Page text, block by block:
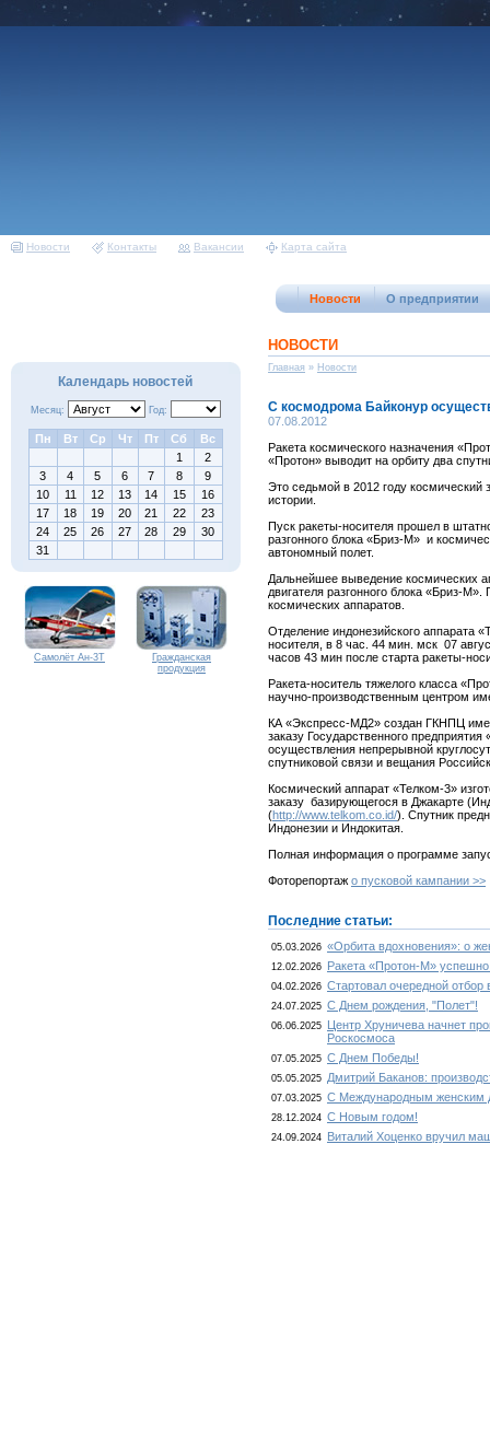
Новости Контакты Вакансии Карта сайта
Новости О предприятии
Календарь новостей
Месяц: Год:
Пн Вт Ср Чт Пт Сб
Вс
1
2
3
4 5 6 7 8
9
10
11 12 13 14 15
16
17
18 19 20 21 22
23
24
25 26 27 28 29
30
31
Самолёт Ан-3Т
Гражданская
продукция
НОВОСТИ
Главная » Новости
С космодрома Байконур
07.08.2012
Ракета космического назначения
«Протон» выводит на орбиту два
Это седьмой в 2012 году космический
истории.
Пуск ракеты-носителя прошел в
разгонного блока «Бриз-М» и
автономный полет.
Дальнейшее выведение космических
двигателя разгонного блока «Бриз-
космических аппаратов.
Отделение индонезийского аппарата
носителя, в 8 час. 44 мин. мск 07
часов 43 мин после старта ракеты-
Ракета-носитель тяжелого класса
научно-производственным центром
КА «Экспресс-МД2» создан ГКНПЦ
заказу Государственного
осуществления непрерывной
спутниковой связи и вещания
Космический аппарат «Телком-3»
заказу базирующегося в Джакарте
(http://www.telkom.co.id/). Спутник
Индонезии и Индокитая.
Полная информация о программе
Фоторепортаж о пусковой кампании >>
Последние статьи:
05.03.2026 «Орбита вдохновения»: о
12.02.2026 Ракета «Протон-М»
04.02.2026 Стартовал очередной отбор
24.07.2025 С Днем рождения, "Полет"!
06.06.2025 Центр Хруничева начнет
Роскосмоса
07.05.2025 С Днем Победы!
05.05.2025 Дмитрий Баканов:
07.03.2025 С Международным женским
28.12.2024 С Новым годом!
24.09.2024 Виталий Хоценко вручил